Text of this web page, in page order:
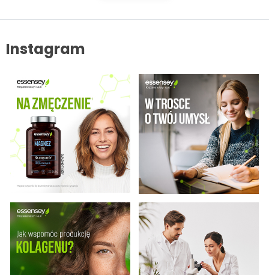
Instagram